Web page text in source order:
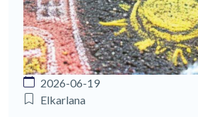
2026-06-19
Elkarlana